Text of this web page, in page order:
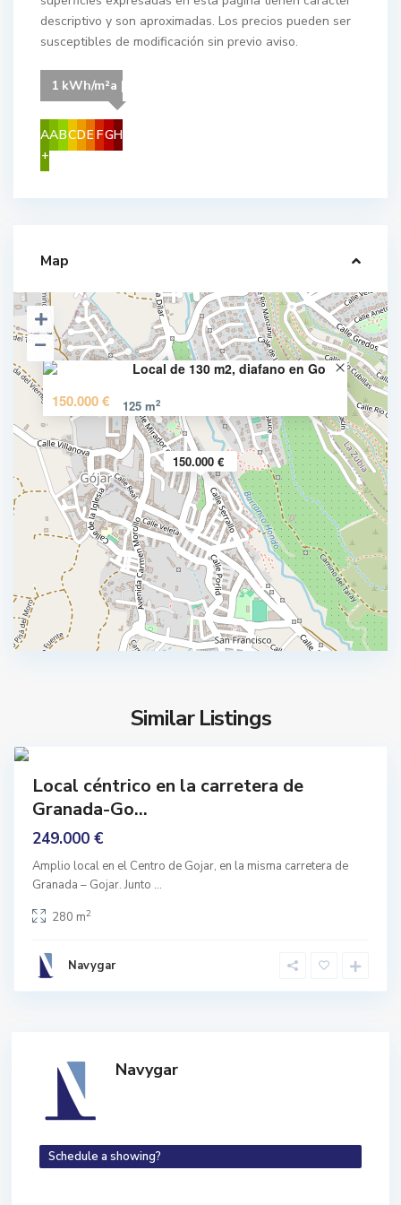
descriptivo y son aproximadas. Los precios pueden ser
susceptibles de modificación sin previo aviso.
A
+
ABCDEF
1 kWh/m²a | Your energy class is G
GH
Map
150.000 €
Local de 130 m2, diafano en Go
150.000 € 125 m2
Similar Listings
G
A
Local céntrico en la carretera de
Granada-Go...
249.000 €
Amplio local en el Centro de Gojar, en la misma carretera de
Granada – Gojar. Junto ...
280 m2
Navygar
Navygar
Schedule a showing?